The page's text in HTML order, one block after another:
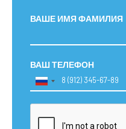
ВАШЕ ИМЯ ФАМИЛИЯ
ВАШ ТЕЛЕФОН